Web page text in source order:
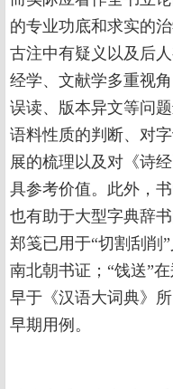
的专业功底和求实的
古注中有疑义以及后
经学、文献学多重视
误读、版本异文等问
语料性质的判断、对
展的梳理以及对《诗
具参考价值。此外，
也有助于大型字典辞
郑笺已用于“切割刮削
南北朝书证；“饯送”
早于《汉语大词典》
早期用例。